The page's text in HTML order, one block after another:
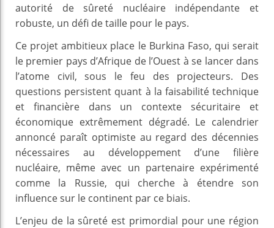
autorité de sûreté nucléaire indépendante et
robuste, un défi de taille pour le pays.
Ce projet ambitieux place le Burkina Faso, qui serait
le premier pays d’Afrique de l’Ouest à se lancer dans
l’atome civil, sous le feu des projecteurs. Des
questions persistent quant à la faisabilité technique
et financière dans un contexte sécuritaire et
économique extrêmement dégradé. Le calendrier
annoncé paraît optimiste au regard des décennies
nécessaires au développement d’une filière
nucléaire, même avec un partenaire expérimenté
comme la Russie, qui cherche à étendre son
influence sur le continent par ce biais.
L’enjeu de la sûreté est primordial pour une région